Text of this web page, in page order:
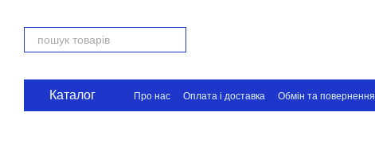
Каталог Про нас Оплата і доставка Обмін та повернення